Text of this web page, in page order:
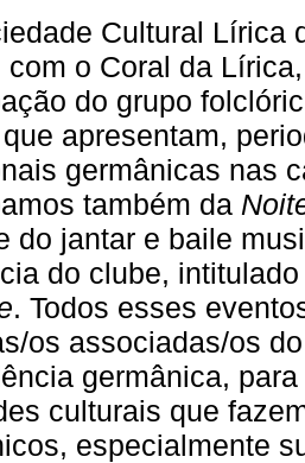
Cultural Lírica
com o Coral da
do grupo
apresentam,
germânicas nas
também da
do jantar e baile
do clube,
. Todos esses
os associadas/os
germânica,
culturais que
especialmente